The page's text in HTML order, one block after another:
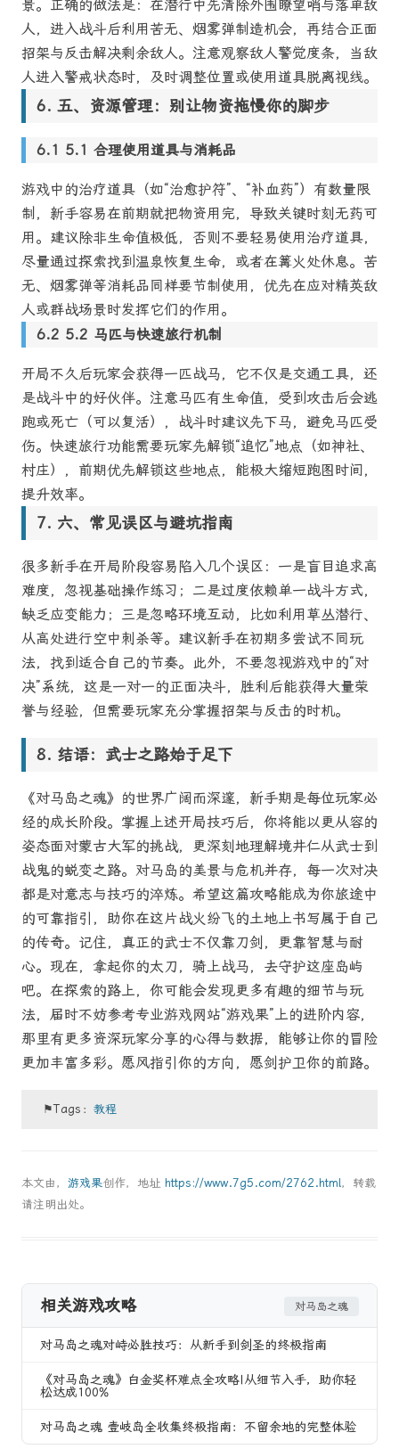
景。正确的做法是：在潜行中先清除外围瞭望哨与落单敌
人，进入战斗后利用苦无、烟雾弹制造机会，再结合正面
招架与反击解决剩余敌人。注意观察敌人警觉度条，当敌
人进入警戒状态时，及时调整位置或使用道具脱离视线。
五、资源管理：别让物资拖慢你的脚步
5.1 合理使用道具与消耗品
游戏中的治疗道具（如“治愈护符”、“补血药”）有数量限
制，新手容易在前期就把物资用完，导致关键时刻无药可
用。建议除非生命值极低，否则不要轻易使用治疗道具，
尽量通过探索找到温泉恢复生命，或者在篝火处休息。苦
无、烟雾弹等消耗品同样要节制使用，优先在应对精英敌
人或群战场景时发挥它们的作用。
5.2 马匹与快速旅行机制
开局不久后玩家会获得一匹战马，它不仅是交通工具，还
是战斗中的好伙伴。注意马匹有生命值，受到攻击后会逃
跑或死亡（可以复活），战斗时建议先下马，避免马匹受
伤。快速旅行功能需要玩家先解锁“追忆”地点（如神社、
村庄），前期优先解锁这些地点，能极大缩短跑图时间，
提升效率。
六、常见误区与避坑指南
很多新手在开局阶段容易陷入几个误区：一是盲目追求高
难度，忽视基础操作练习；二是过度依赖单一战斗方式，
缺乏应变能力；三是忽略环境互动，比如利用草丛潜行、
从高处进行空中刺杀等。建议新手在初期多尝试不同玩
法，找到适合自己的节奏。此外，不要忽视游戏中的“对
决”系统，这是一对一的正面决斗，胜利后能获得大量荣
誉与经验，但需要玩家充分掌握招架与反击的时机。
结语：武士之路始于足下
《对马岛之魂》的世界广阔而深邃，新手期是每位玩家必
经的成长阶段。掌握上述开局技巧后，你将能以更从容的
姿态面对蒙古大军的挑战，更深刻地理解境井仁从武士到
战鬼的蜕变之路。对马岛的美景与危机并存，每一次对决
都是对意志与技巧的淬炼。希望这篇攻略能成为你旅途中
的可靠指引，助你在这片战火纷飞的土地上书写属于自己
的传奇。记住，真正的武士不仅靠刀剑，更靠智慧与耐
心。现在，拿起你的太刀，骑上战马，去守护这座岛屿
吧。在探索的路上，你可能会发现更多有趣的细节与玩
法，届时不妨参考专业游戏网站“游戏果”上的进阶内容，
那里有更多资深玩家分享的心得与数据，能够让你的冒险
更加丰富多彩。愿风指引你的方向，愿剑护卫你的前路。
⚑Tags：教程
本文由， 游戏果创作，地址 https://www.7g5.com/2762.html，转载
请注明出处。
相关游戏攻略 对马岛之魂
对马岛之魂对峙必胜技巧：从新手到剑圣的终极指南
《对马岛之魂》白金奖杯难点全攻略|从细节入手，助你轻
松达成100%
对马岛之魂 壹岐岛全收集终极指南：不留余地的完整体验